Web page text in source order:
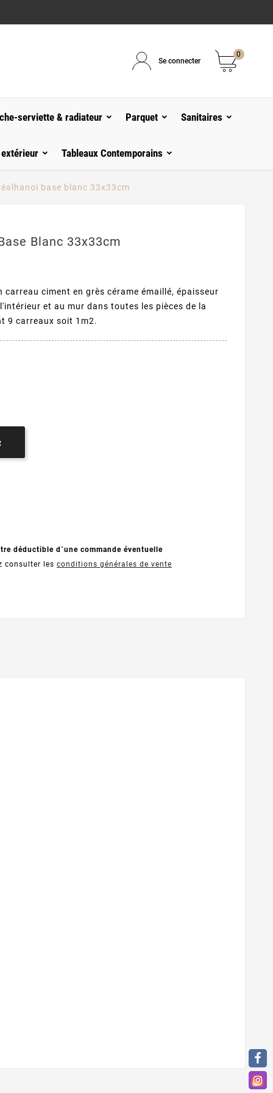
Se connecter
0
serviette & radiateur Parquet Sanitaires
Tableaux Contemporains
base blanc 33x33cm
Blanc 33x33cm
ciment en grès cérame émaillé, épaisseur
et au mur dans toutes les pièces de la
9 carreaux soit 1m2.
déductible d´une commande éventuelle
consulter les conditions générales de vente